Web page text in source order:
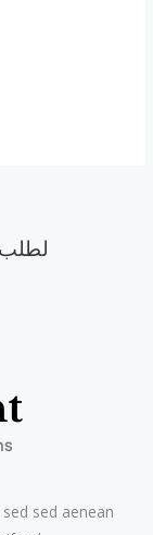
لطلب
sed aenean